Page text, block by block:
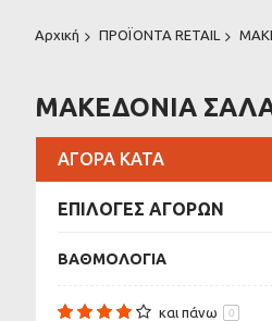
Αρχική ΠΡΟΪΟΝΤΑ RETAIL
ΜΑΚΕΔΟΝΙΑ
ΑΓΟΡΆ ΚΑΤΆ
ΕΠΙΛΟΓΕΣ ΑΓΟΡΩΝ
ΒΑΘΜΟΛΟΓΊΑ
και πάνω 0